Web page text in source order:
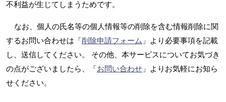
不利益が生じてしまうためです。
なお、個人の氏名等の個人情報等の削除を含む情報削除に関
するお問い合わせは「削除申請フォーム 」より必要事項を記載
し、送信してください。 その他、本サービスについてお気づき
の点がございましたら、「お問い合わせ 」よりお気軽にお知ら
せください。